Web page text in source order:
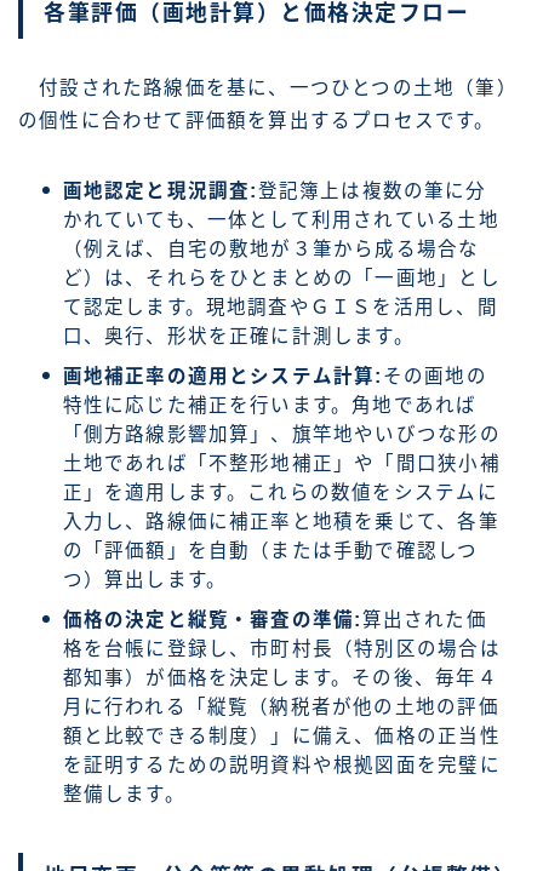
各筆評価（画地計算）と価格決定フロー
付設された路線価を基に、一つひとつの土地（筆）
の個性に合わせて評価額を算出するプロセスです。
画地認定と現況調査:登記簿上は複数の筆に分
かれていても、一体として利用されている土地
（例えば、自宅の敷地が３筆から成る場合な
ど）は、それらをひとまとめの「一画地」とし
て認定します。現地調査やＧＩＳを活用し、間
口、奥行、形状を正確に計測します。
画地補正率の適用とシステム計算: その画地の
特性に応じた補正を行います。角地であれば
「側方路線影響加算」、旗竿地やいびつな形の
土地であれば「不整形地補正」や「間口狭小補
正」を適用します。これらの数値をシステムに
入力し、路線価に補正率と地積を乗じて、各筆
の「評価額」を自動（または手動で確認しつ
つ）算出します。
価格の決定と縦覧・審査の準備:算出された価
格を台帳に登録し、市町村長（特別区の場合は
都知事）が価格を決定します。その後、毎年４
月に行われる「縦覧（納税者が他の土地の評価
額と比較できる制度）」に備え、価格の正当性
を証明するための説明資料や根拠図面を完璧に
整備します。